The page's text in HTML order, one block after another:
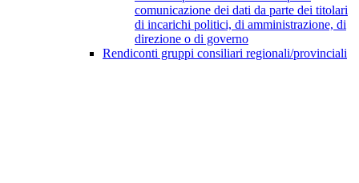
comunicazione dei dati da parte dei titolari
di incarichi politici, di amministrazione, di
direzione o di governo
Rendiconti gruppi consiliari regionali/provinciali